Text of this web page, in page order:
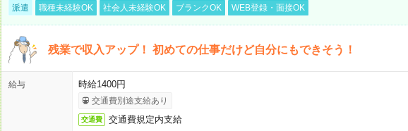
派遣 職種未経験OK 社会人未経験OK ブランクOK WEB登録・面接OK
残業で収入アップ！ 初めての仕事だけど自分にもできそう！
給与 時給1400円
交通費別途支給あり
交通費 交通費規定内支給